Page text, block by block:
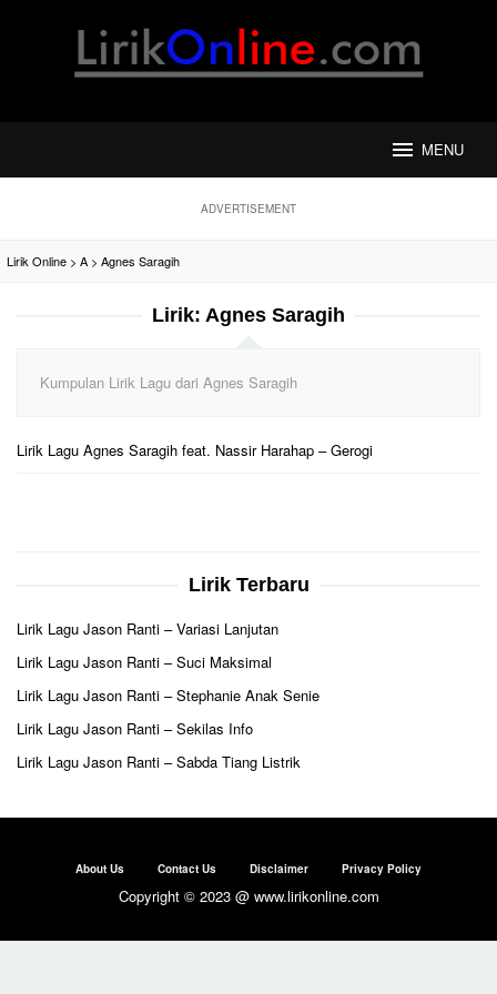
MENU
ADVERTISEMENT
Lirik Online > A > Agnes Saragih
Lirik: Agnes Saragih
Kumpulan Lirik Lagu dari Agnes Saragih
Lirik Lagu Agnes Saragih feat. Nassir Harahap – Gerogi
Lirik Terbaru
Lirik Lagu Jason Ranti – Variasi Lanjutan
Lirik Lagu Jason Ranti – Suci Maksimal
Lirik Lagu Jason Ranti – Stephanie Anak Senie
Lirik Lagu Jason Ranti – Sekilas Info
Lirik Lagu Jason Ranti – Sabda Tiang Listrik
About Us Contact Us Disclaimer Privacy Policy
Copyright © 2023 @ www.lirikonline.com